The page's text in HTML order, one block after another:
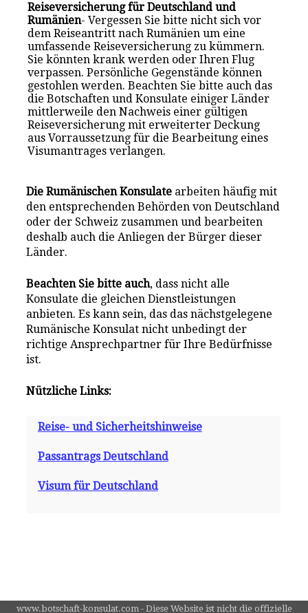
Reiseversicherung für Deutschland und
Rumänien- Vergessen Sie bitte nicht sich vor
dem Reiseantritt nach Rumänien um eine
umfassende Reiseversicherung zu kümmern.
Sie könnten krank werden oder Ihren Flug
verpassen. Persönliche Gegenstände können
gestohlen werden. Beachten Sie bitte auch das
die Botschaften und Konsulate einiger Länder
mittlerweile den Nachweis einer gültigen
Reiseversicherung mit erweiterter Deckung
aus Vorraussetzung für die Bearbeitung eines
Visumantrages verlangen.
Die Rumänischen Konsulate arbeiten häufig mit
den entsprechenden Behörden von Deutschland
oder der Schweiz zusammen und bearbeiten
deshalb auch die Anliegen der Bürger dieser
Länder.
Beachten Sie bitte auch, dass nicht alle
Konsulate die gleichen Dienstleistungen
anbieten. Es kann sein, das das nächstgelegene
Rumänische Konsulat nicht unbedingt der
richtige Ansprechpartner für Ihre Bedürfnisse
ist.
Nützliche Links:
Reise- und Sicherheitshinweise
Passantrags Deutschland
Visum für Deutschland
www.botschaft-konsulat.com - Diese Website ist nicht die offizielle